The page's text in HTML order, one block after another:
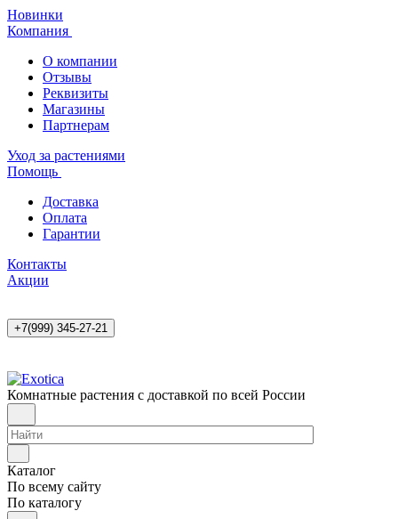
Новинки
Компания
О компании
Отзывы
Реквизиты
Магазины
Партнерам
Уход за растениями
Помощь
Доставка
Оплата
Гарантии
Контакты
Акции
+7(999) 345-27-21
Комнатные растения с доставкой по всей России
Каталог
По всему сайту
По каталогу